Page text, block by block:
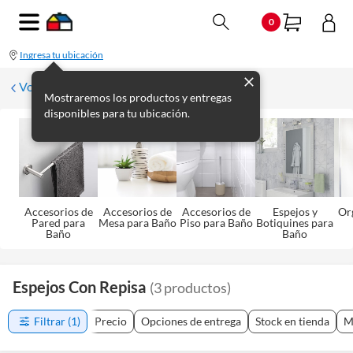
0
Ingresa tu ubicación
Mostraremos los productos y entregas
disponibles para tu ubicación.
Volver a Baño
Accesorios de
Pared para
Baño
Accesorios de
Mesa para Baño
Accesorios de
Piso para Baño
Espejos y
Botiquines para
Baño
Espejos Con Repisa (3productos)
Filtrar (1) Precio Opciones de entrega Stock en tienda